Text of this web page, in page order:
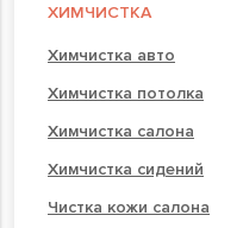
ХИМЧИСТКА
Химчистка авто
Химчистка потолка
Химчистка салона
Химчистка сидений
Чистка кожи салона